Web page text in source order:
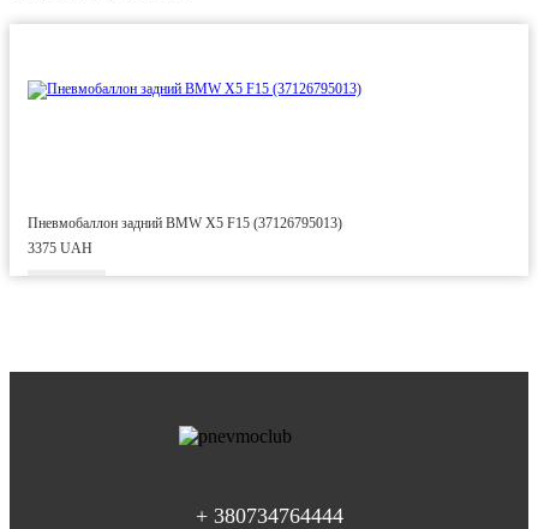
Пневмобаллон задний BMW X5 F15 (37126795013)
3375 UAH
+ 380734764444